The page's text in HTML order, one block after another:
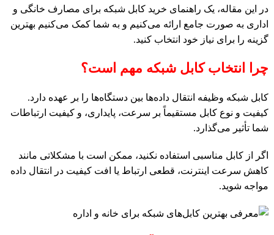
در این مقاله، یک راهنمای خرید کابل شبکه برای مصارف خانگی و
اداری به صورت جامع ارائه می‌کنیم و به شما کمک می‌کنیم بهترین
گزینه را برای نیاز خود انتخاب کنید.
چرا انتخاب کابل شبکه مهم است؟
کابل شبکه وظیفه انتقال داده‌ها بین دستگاه‌ها را بر عهده دارد.
کیفیت و نوع کابل مستقیماً بر سرعت، پایداری، و کیفیت ارتباطات
شما تأثیر می‌گذارد.
اگر از کابل مناسبی استفاده نکنید، ممکن است با مشکلاتی مانند
کاهش سرعت اینترنت، قطعی ارتباط یا افت کیفیت در انتقال داده
مواجه شوید.